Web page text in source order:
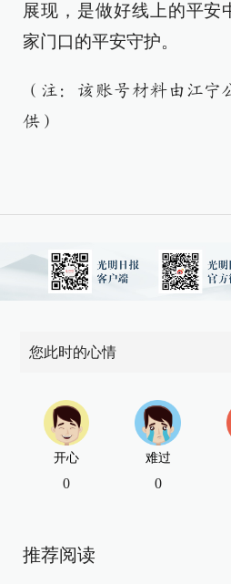
展现，是做好线上的平安
家门口的平安守护。
（注：该账号材料由江
供）
您此时的心情
开心
0
难过
0
推荐阅读